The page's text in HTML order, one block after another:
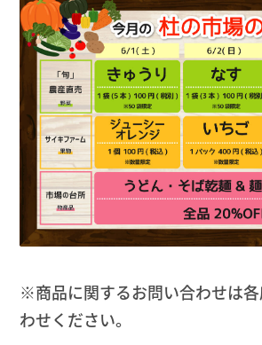
※商品に関するお問い合わせは
わせください。